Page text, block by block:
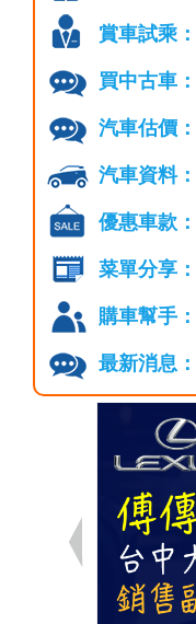
賞車試乘：
買中古車：
汽車估價：
汽車資料：
優惠車款：
菜單分享：
購車幫手：
最新消息：